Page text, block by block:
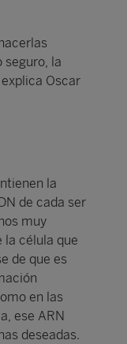
seguro, la
Oscar
la
de cada ser
muy
la célula que
de que es
en las
ese ARN
deseadas.